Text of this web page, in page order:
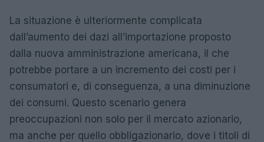
La situazione è ulteriormente complicata
dall’aumento dei dazi all’importazione proposto
dalla nuova amministrazione americana, il che
potrebbe portare a un incremento dei costi per i
consumatori e, di conseguenza, a una diminuzione
dei consumi. Questo scenario genera
preoccupazioni non solo per il mercato azionario,
ma anche per quello obbligazionario, dove i titoli di